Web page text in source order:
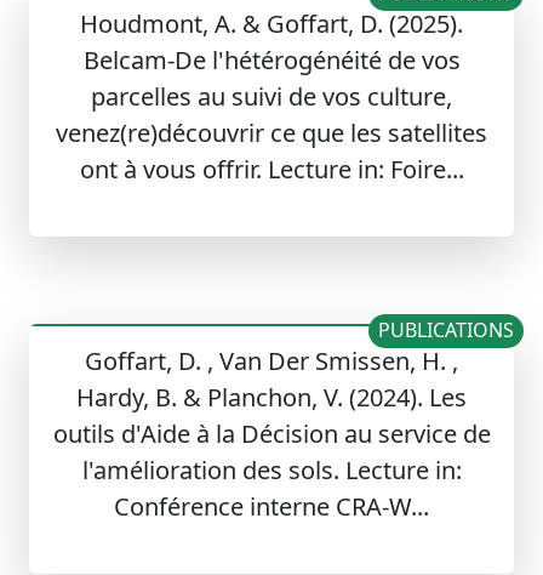
Houdmont, A. & Goffart, D. (2025).
Belcam-De l'hétérogénéité de vos
parcelles au suivi de vos culture,
venez(re)découvrir ce que les satellites
ont à vous offrir. Lecture in: Foire...
Goffart, D. , Van Der Smissen, H. ,
Hardy, B. & Planchon, V. (2024). Les
outils d'Aide à la Décision au service de
l'amélioration des sols. Lecture in:
Conférence interne CRA-W...
PUBLICATIONS